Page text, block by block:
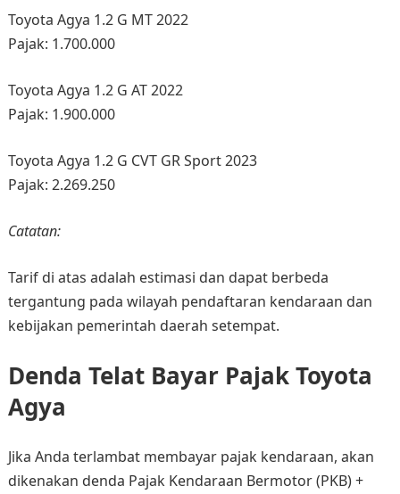
Toyota Agya 1.2 G MT 2022
Pajak: 1.700.000
Toyota Agya 1.2 G AT 2022
Pajak: 1.900.000
Toyota Agya 1.2 G CVT GR Sport 2023
Pajak: 2.269.250
Catatan:
Tarif di atas adalah estimasi dan dapat berbeda
tergantung pada wilayah pendaftaran kendaraan dan
kebijakan pemerintah daerah setempat.
Denda Telat Bayar Pajak Toyota
Agya
Jika Anda terlambat membayar pajak kendaraan, akan
dikenakan denda Pajak Kendaraan Bermotor (PKB) +